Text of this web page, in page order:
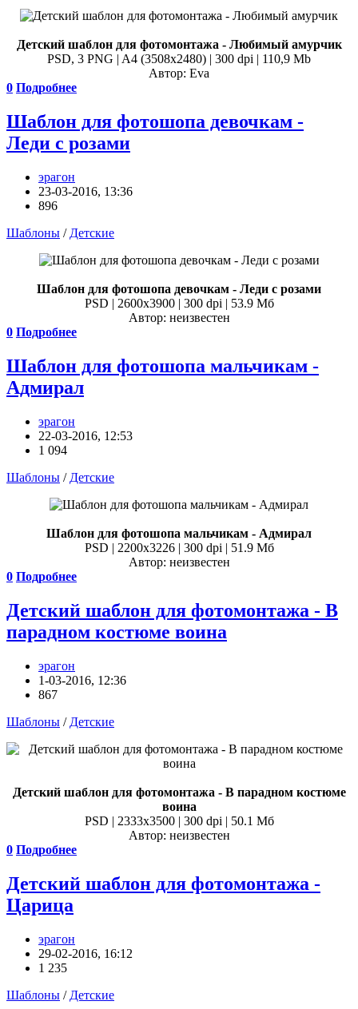
Детский шаблон для фотомонтажа - Любимый амурчик
PSD, 3 PNG | A4 (3508x2480) | 300 dpi | 110,9 Mb
Автор: Eva
0 Подробнее
Шаблон для фотошопа девочкам -
Леди с розами
эрагон
23-03-2016, 13:36
896
Шаблоны / Детские
Шаблон для фотошопа девочкам - Леди с розами
PSD | 2600x3900 | 300 dpi | 53.9 Мб
Автор: неизвестен
0 Подробнее
Шаблон для фотошопа мальчикам -
Адмирал
эрагон
22-03-2016, 12:53
1 094
Шаблоны / Детские
Шаблон для фотошопа мальчикам - Адмирал
PSD | 2200x3226 | 300 dpi | 51.9 Мб
Автор: неизвестен
0 Подробнее
Детский шаблон для фотомонтажа - В
парадном костюме воина
эрагон
1-03-2016, 12:36
867
Шаблоны / Детские
Детский шаблон для фотомонтажа - В парадном костюме
воина
PSD | 2333x3500 | 300 dpi | 50.1 Мб
Автор: неизвестен
0 Подробнее
Детский шаблон для фотомонтажа -
Царица
эрагон
29-02-2016, 16:12
1 235
Шаблоны / Детские